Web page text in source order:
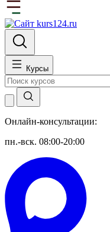
Курсы
Онлайн-консультации:
пн.-вск. 08:00-20:00